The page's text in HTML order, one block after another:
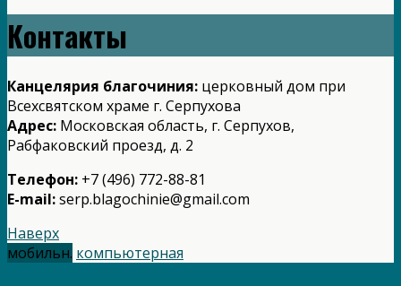
Контакты
Канцелярия благочиния: церковный дом при
Всехсвятском храме г. Серпухова
Адрес: Московская область, г. Серпухов,
Рабфаковский проезд, д. 2
Телефон: +7 (496) 772-88-81
E-mail:serp.blagochinie@gmail.com
Наверх
мобильн. компьютерная